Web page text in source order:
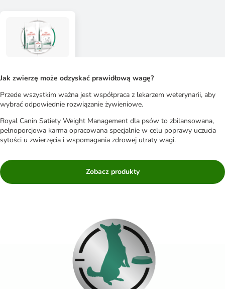
Jak zwierzę może odzyskać prawidłową wagę?
Przede wszystkim ważna jest współpraca z lekarzem weterynarii, aby
wybrać odpowiednie rozwiązanie żywieniowe.
Royal Canin Satiety Weight Management dla psów to zbilansowana,
pełnoporcjowa karma opracowana specjalnie w celu poprawy uczucia
sytości u zwierzęcia i wspomagania zdrowej utraty wagi.
Zobacz produkty